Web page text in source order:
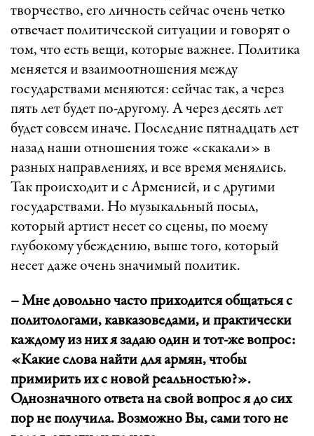
творчество, его личность сейчас очень четко
отвечает политической ситуации и говорят о
том, что есть вещи, которые важнее. Политика
меняется и взаимоотношения между
государствами меняются: сейчас так, а через
пять лет будет по-другому. А через десять лет
будет совсем иначе. Последние пятнадцать лет
назад наши отношения тоже «скакали» в
разных направлениях, и все время менялись.
Так происходит и с Арменией, и с другими
государствами. Но музыкальный посыл,
который артист несет со сцены, по моему
глубокому убеждению, выше того, который
несет даже очень значимый политик.
– Мне довольно часто приходится общаться с
политологами, кавказоведами, и практически
каждому из них я задаю один и тот-же вопрос:
«Какие слова найти для армян, чтобы
примирить их с новой реальностью?».
Однозначного ответа на свой вопрос я до сих
пор не получила. Возможно Вы, сами того не